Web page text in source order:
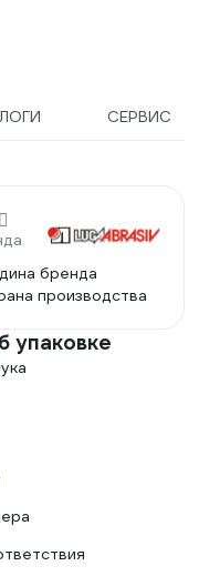
СЕРВИС
бренда
производства
упаковке